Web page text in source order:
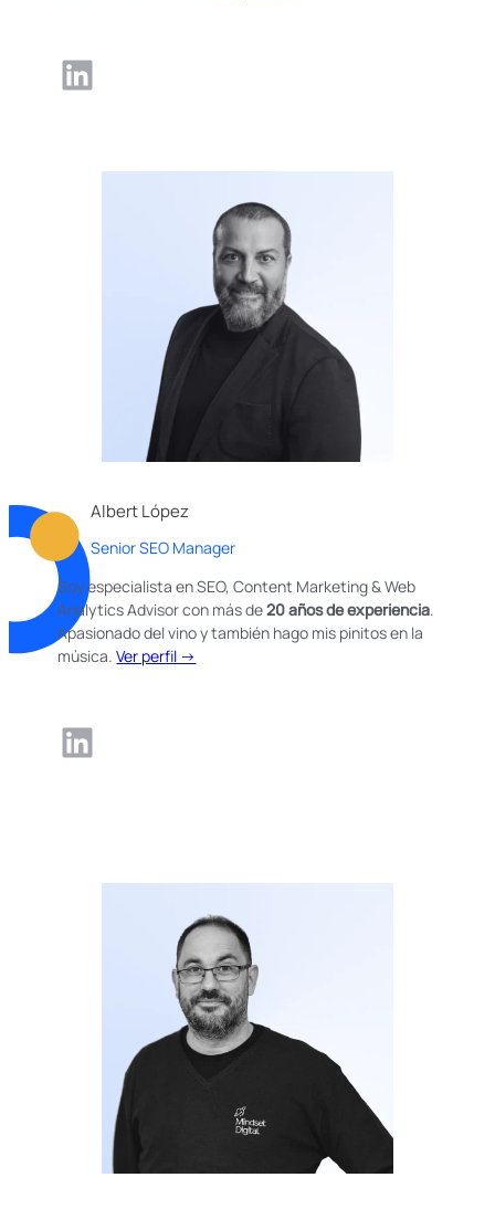
LinkedIn
Albert López
Senior SEO Manager
Soy especialista en SEO, Content Marketing & Web
Analytics Advisor con más de20 años de experiencia.
Apasionado del vino y también hago mis pinitos en la
música.Ver perfil →
LinkedIn